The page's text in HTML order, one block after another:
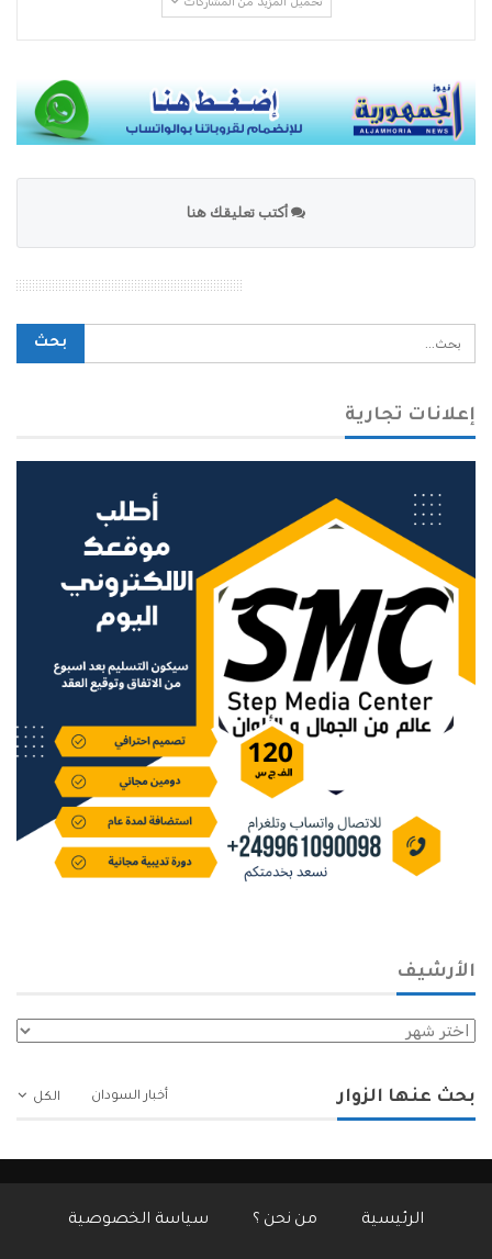
أكتب تعليقك هنا
إعلانات تجارية
الأرشيف
الأرشيف
الكل بحث عنها الزوار أخبار السودان
الرئيسية من نحن ؟ سياسة الخصوصية